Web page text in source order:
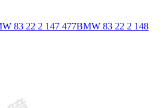
83 22 2 147 477BMW 83 22 2 148